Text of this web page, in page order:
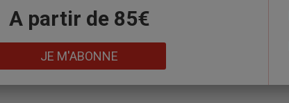
A partir de 85€
JE M'ABONNE